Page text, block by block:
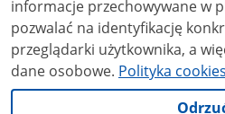
informacje przechowywane w
pozwalać na identyfikację
przeglądarki użytkownika, a
dane osobowe. Polityka cookies